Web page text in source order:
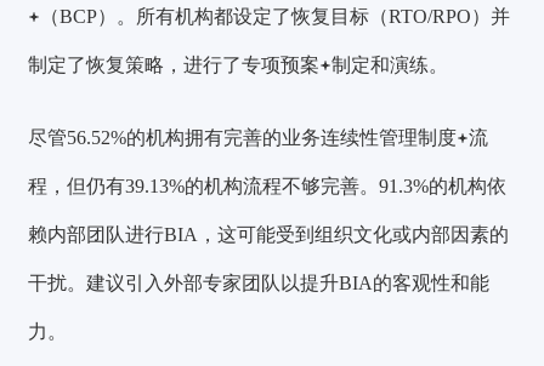
（BCP）。 所有机构都设定了恢复目标（RTO/RPO）并
制定了恢复策略，进行了专项预案 制定和演练。
尽管56.52%的机构拥有完善的业务连续性管理制度 流
程，但仍有39.13%的机构流程不够完善。91.3%的机构依
赖内部团队进行BIA，这可能受到组织文化或内部因素的
干扰。建议引入外部专家团队以提升BIA的客观性和能
力。